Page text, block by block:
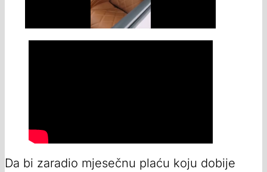
Da bi zaradio mjesečnu plaću koju dobije